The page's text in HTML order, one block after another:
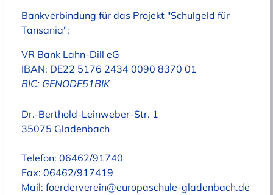
Bankverbindung für das Projekt "Schulgeld für
Tansania":
VR Bank Lahn-Dill eG
IBAN: DE22 5176 2434 0090 8370 01
BIC: GENODE51BIK
Dr.-Berthold-Leinweber-Str. 1
35075 Gladenbach
Telefon: 06462/91740
Fax: 06462/917419
Mail: foerderverein@europaschule-gladenbach.de